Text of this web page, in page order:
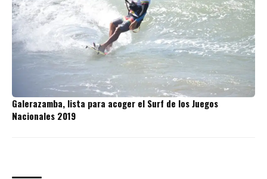
Galerazamba, lista para acoger el Surf de los Juegos
Nacionales 2019